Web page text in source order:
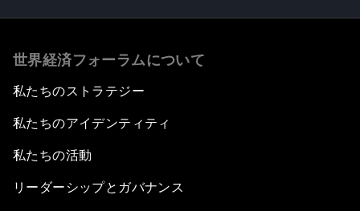
世界経済フォーラムについて
私たちのストラテジー
私たちのアイデンティティ
私たちの活動
リーダーシップとガバナンス